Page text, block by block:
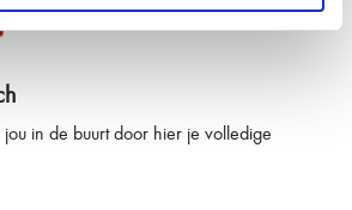
in de buurt door hier je volledige